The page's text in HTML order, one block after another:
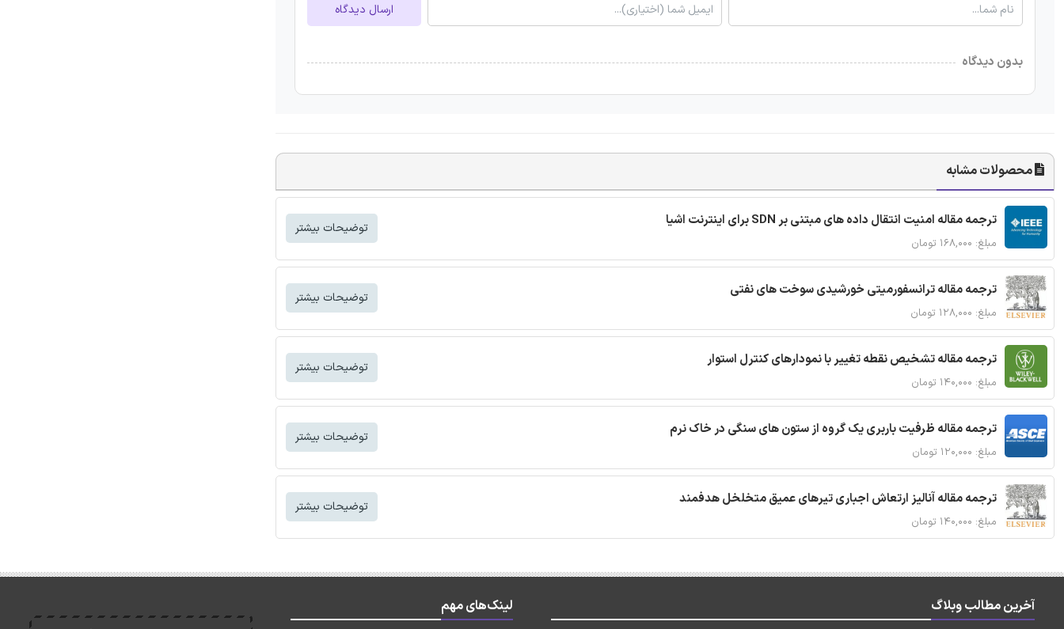
ارسال دیدگاه
بدون دیدگاه
محصولات مشابه
ترجمه مقاله امنیت انتقال داده های مبتنی بر SDN برای اینترنت اشیا
مبلغ: ۱۶۸,۰۰۰ تومان
توضیحات بیشتر
ترجمه مقاله ترانسفورمیتی خورشیدی سوخت های نفتی
مبلغ: ۱۲۸,۰۰۰ تومان
توضیحات بیشتر
ترجمه مقاله تشخیص نقطه تغییر با نمودارهای کنترل استوار
مبلغ: ۱۴۰,۰۰۰ تومان
توضیحات بیشتر
ترجمه مقاله ظرفیت باربری یک گروه از ستون های سنگی در خاک نرم
مبلغ: ۱۲۰,۰۰۰ تومان
توضیحات بیشتر
ترجمه مقاله آنالیز ارتعاش اجباری تیرهای عمیق متخلخل هدفمند
مبلغ: ۱۴۰,۰۰۰ تومان
توضیحات بیشتر
آخرین مطالب وبلاگ لینک‌های مهم